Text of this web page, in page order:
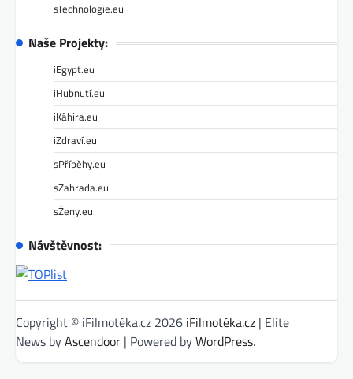
sTechnologie.eu
Naše Projekty:
iEgypt.eu
iHubnutí.eu
iKáhira.eu
iZdraví.eu
sPříběhy.eu
sZahrada.eu
sŽeny.eu
Návštěvnost:
Copyright © iFilmotéka.cz 2026 iFilmotéka.cz | Elite
News byAscendoor | Powered byWordPress.